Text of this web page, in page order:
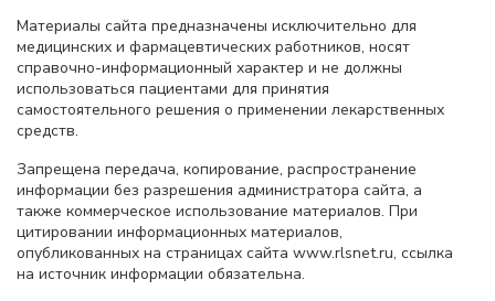
Материалы сайта предназначены исключительно для
медицинских и фармацевтических работников, носят
справочно-информационный характер и не должны
использоваться пациентами для принятия
самостоятельного решения о применении лекарственных
средств.
Запрещена передача, копирование, распространение
информации без разрешения администратора сайта, а
также коммерческое использование материалов. При
цитировании информационных материалов,
опубликованных на страницах сайта www.rlsnet.ru, ссылка
на источник информации обязательна.